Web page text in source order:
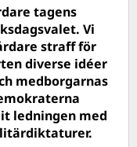
tagens
Vi
straff för
diverse idéer
medborgarnas
ledningen med